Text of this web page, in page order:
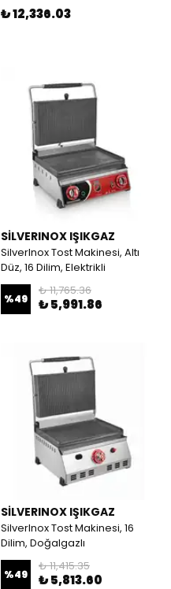
₺ 12,336.03
SİLVERINOX IŞIKGAZ
SilverInox Tost Makinesi, Altı
Düz, 16 Dilim, Elektrikli
%49
₺ 11,765.36
₺ 5,991.86
SİLVERINOX IŞIKGAZ
SilverInox Tost Makinesi, 16
Dilim, Doğalgazlı
%49
₺ 11,415.35
₺ 5,813.60